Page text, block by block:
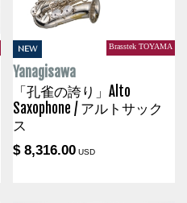
NEW Brasstek TOYAMA
Yanagisawa
「孔雀の誇り」Alto
Saxophone / アルトサック
ス
$ 8,316.00USD